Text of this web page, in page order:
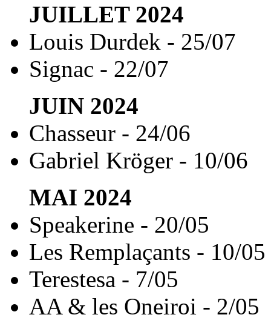
JUILLET2024
Louis Durdek - 25/07
Signac - 22/07
JUIN 2024
Chasseur - 24/06
Gabriel Kröger - 10/06
MAI 2024
Speakerine - 20/05
Les Remplaçants - 10/05
Terestesa - 7/05
AA & les Oneiroi - 2/05